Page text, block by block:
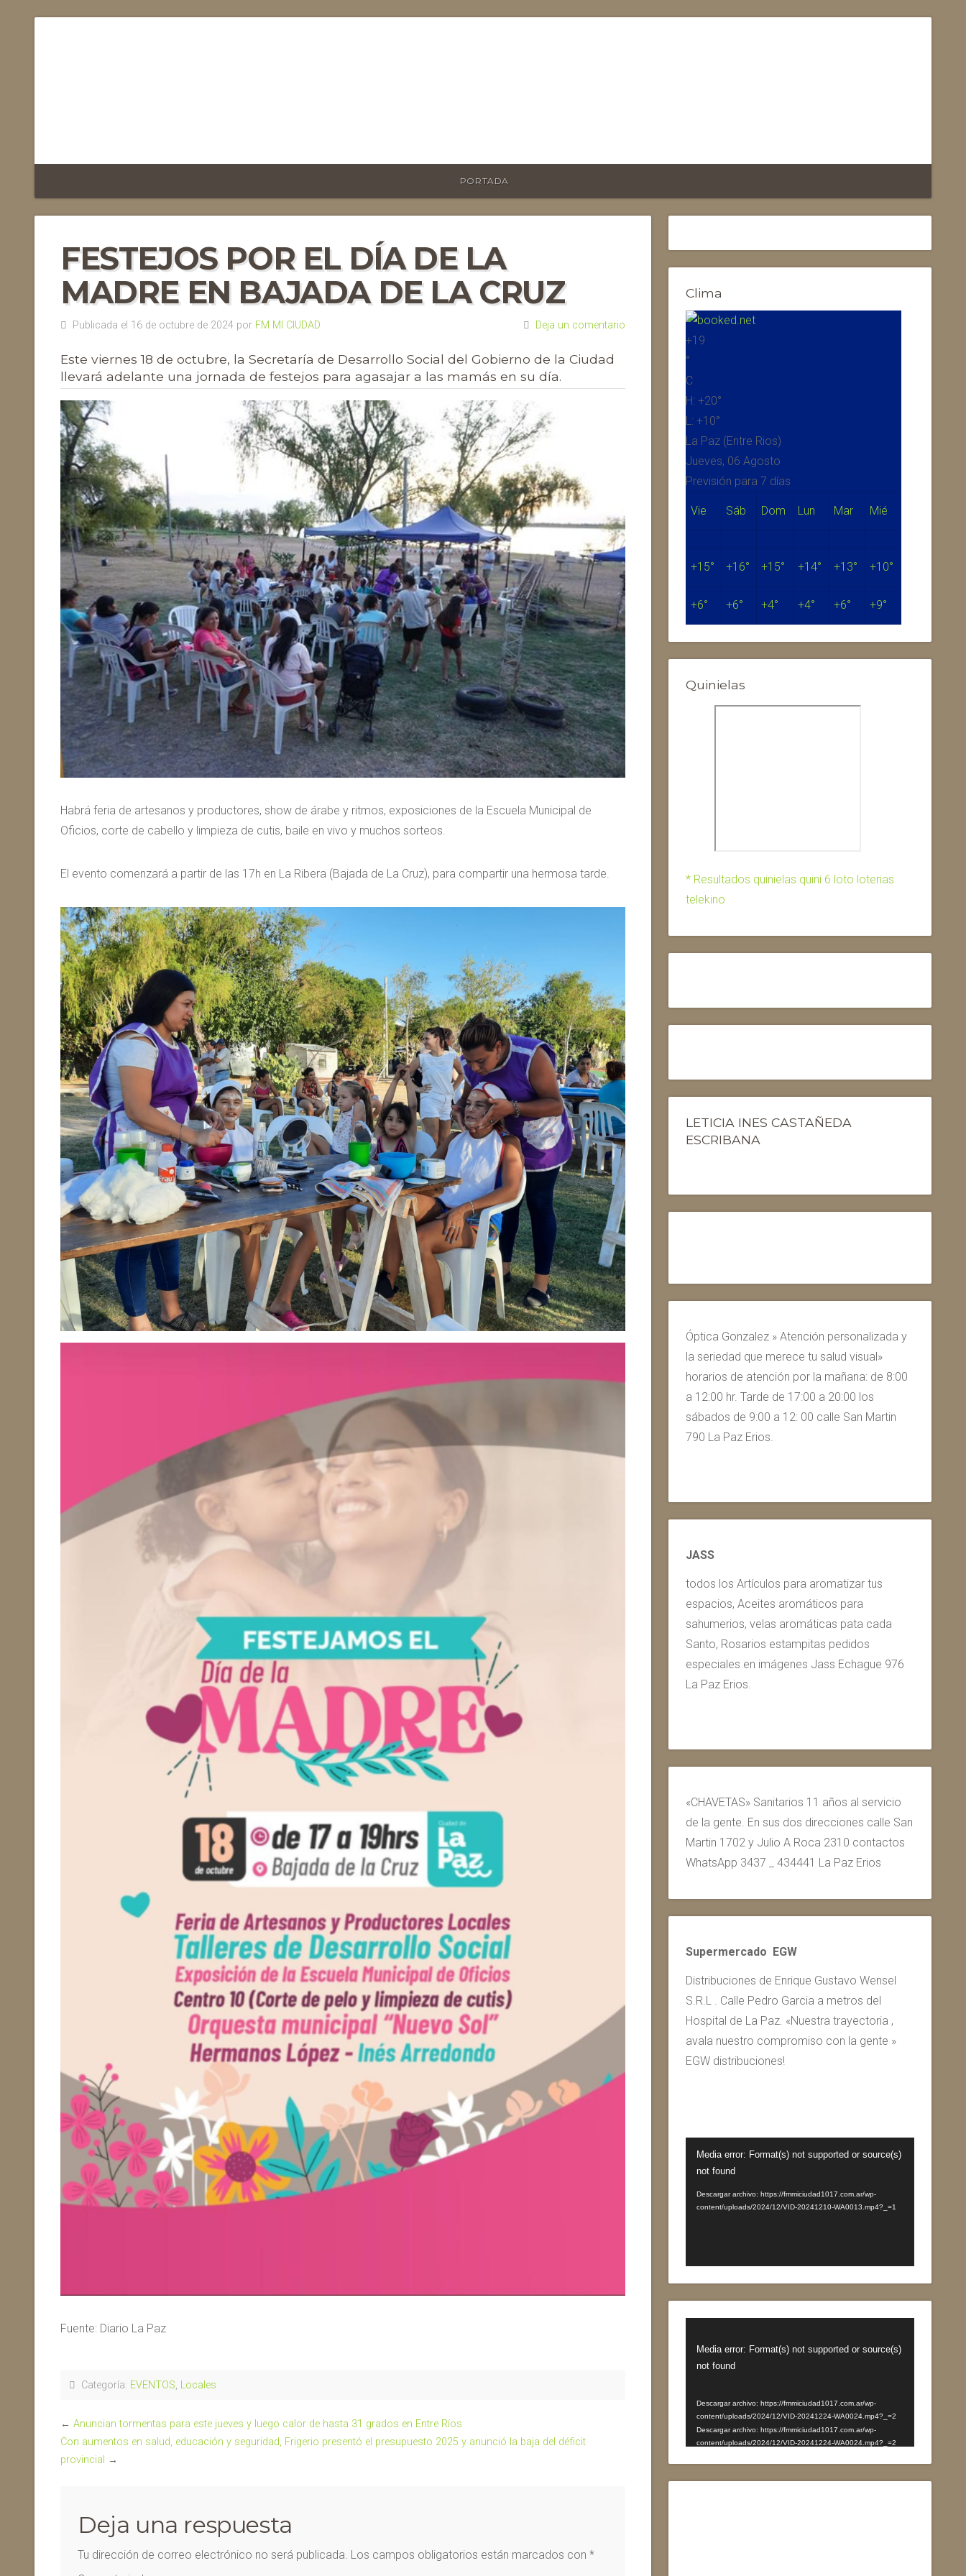
PORTADA
FESTEJOS POR EL DÍA DE LA
MADRE EN BAJADA DE LA CRUZ
Publicada el 16 de octubre de 2024 por FM MI CIUDAD Deja un comentario
Este viernes 18 de octubre, la Secretaría de Desarrollo Social del Gobierno de la Ciudad
llevará adelante una jornada de festejos para agasajar a las mamás en su día.
Habrá feria de artesanos y productores, show de árabe y ritmos, exposiciones de la Escuela Municipal de
Oficios, corte de cabello y limpieza de cutis, baile en vivo y muchos sorteos.
El evento comenzará a partir de las 17h en La Ribera (Bajada de La Cruz), para compartir una hermosa tarde.
Fuente: Diario La Paz
Categoría: EVENTOS, Locales
← Anuncian tormentas para este jueves y luego calor de hasta 31 grados en Entre Ríos
Con aumentos en salud, educación y seguridad, Frigerio presentó el presupuesto 2025 y anunció la baja del déficit
provincial
→
Deja una respuesta
Tu dirección de correo electrónico no será publicada. Los campos obligatorios están marcados con *
Clima
+19
°
C
H: +20°
L: +10°
La Paz (Entre Rios)
Jueves, 06 Agosto
Previsión para 7 días
Vie Sáb Dom Lun Mar Mié
+15° +16° +15° +14° +13° +10°
+6° +6° +4° +4° +6° +9°
Quinielas
* Resultados quinielas quini 6 loto loterias
telekino
LETICIA INES CASTAÑEDA
ESCRIBANA
Óptica Gonzalez » Atención personalizada y
la seriedad que merece tu salud visual»
horarios de atención por la mañana: de 8:00
a 12:00 hr. Tarde de 17:00 a 20:00 los
sábados de 9:00 a 12: 00 calle San Martin
790 La Paz Erios.
JASS
todos los Artículos para aromatizar tus
espacios, Aceites aromáticos para
sahumerios, velas aromáticas pata cada
Santo, Rosarios estampitas pedidos
especiales en imágenes Jass Echague 976
La Paz Erios.
«CHAVETAS» Sanitarios 11 años al servicio
de la gente. En sus dos direcciones calle San
Martin 1702 y Julio A Roca 2310 contactos
WhatsApp 3437 _ 434441 La Paz Erios
Supermercado EGW
Distribuciones de Enrique Gustavo Wensel
S.R.L . Calle Pedro Garcia a metros del
Hospital de La Paz. «Nuestra trayectoria ,
avala nuestro compromiso con la gente »
EGW distribuciones!
de
Media error: Format(s) not supported or source(s)
not found
Descargar archivo: https://fmmiciudad1017.com.ar/wp-
content/uploads/2024/12/VID-20241210-WA0013.mp4?_=1
de
vídeo
Media error: Format(s) not supported or source(s)
not found
Descargar archivo: https://fmmiciudad1017.com.ar/wp-
content/uploads/2024/12/VID-20241224-WA0024.mp4?_=2
Descargar archivo: https://fmmiciudad1017.com.ar/wp-
content/uploads/2024/12/VID-20241224-WA0024.mp4?_=2